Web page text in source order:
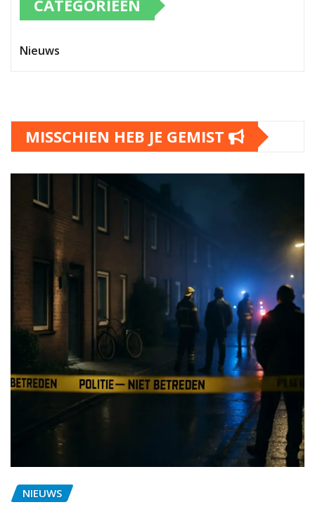
CATEGORIEËN
Nieuws
MISSCHIEN HEB JE GEMIST
NIEUWS